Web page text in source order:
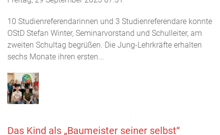
10 Studienreferendarinnen und 3 Studienreferendare konnte
OStD Stefan Winter, Seminarvorstand und Schulleiter, am
zweiten Schultag begrüßen. Die Jung-Lehrkräfte erhalten
sechs Monate ihren ersten...
Das Kind als „Baumeister seiner selbst“